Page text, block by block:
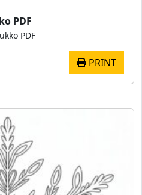
PDF
PDF
PRINT